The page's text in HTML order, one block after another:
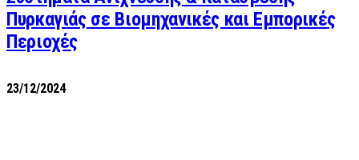
Πυρκαγιάς σε Βιομηχανικές και Εμπορικές
Περιοχές
23/12/2024